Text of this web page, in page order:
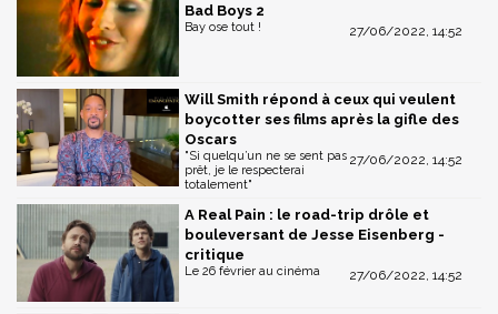
Bad Boys 2
27/06/2022, 14:52
Bay ose tout !
Will Smith répond à ceux qui veulent
boycotter ses films après la gifle des
Oscars
27/06/2022, 14:52
"Si quelqu’un ne se sent pas
prêt, je le respecterai
totalement"
A Real Pain : le road-trip drôle et
bouleversant de Jesse Eisenberg -
critique
27/06/2022, 14:52
Le 26 février au cinéma